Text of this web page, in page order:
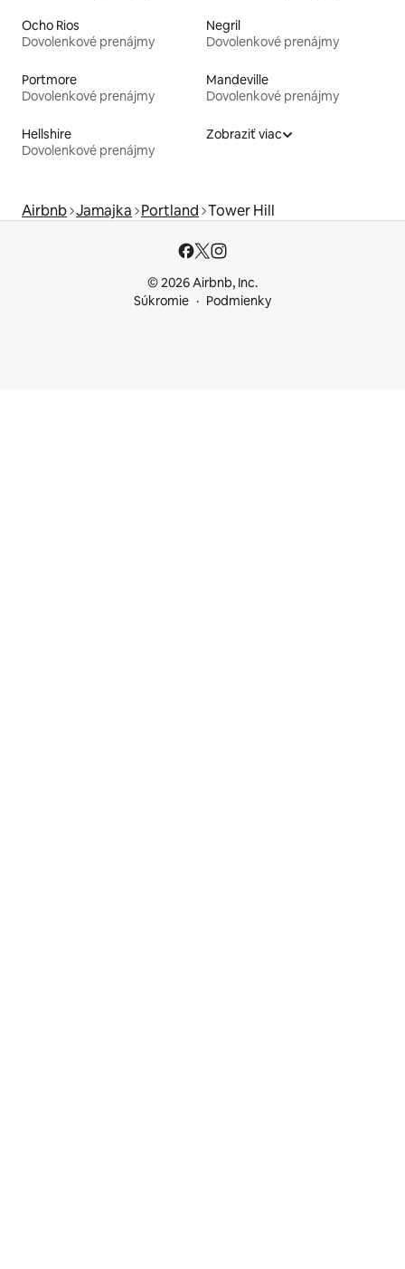
Ocho Rios
Dovolenkové prenájmy
Negril
Dovolenkové prenájmy
Portmore
Dovolenkové prenájmy
Mandeville
Dovolenkové prenájmy
Hellshire
Dovolenkové prenájmy
Zobraziť viac
Airbnb Jamajka Portland Tower Hill
© 2026 Airbnb, Inc.
Súkromie
Podmienky